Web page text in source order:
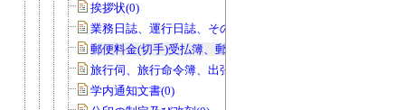
挨拶状(0)
業務日誌、運行日誌、その他日誌(11)
郵便料金(切手)受払簿、郵便物発送控(0)
旅行伺、旅行命令簿、出張報告書(1)
学内通知文書(0)